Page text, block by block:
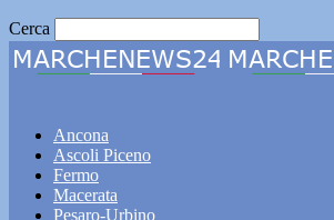
Cerca
Ancona
Ascoli Piceno
Fermo
Macerata
Pesaro-Urbino